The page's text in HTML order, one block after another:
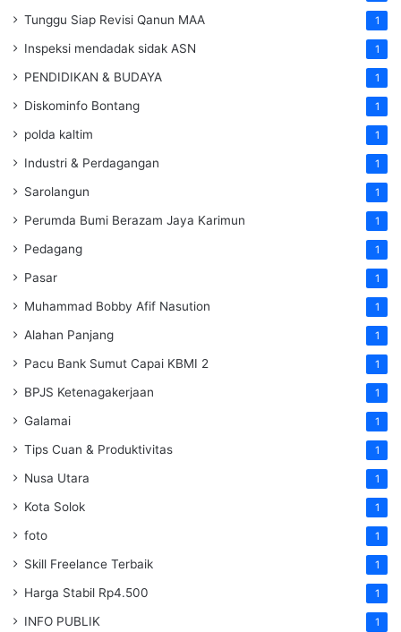
Tunggu Siap Revisi Qanun MAA 1
Inspeksi mendadak sidak ASN 1
PENDIDIKAN & BUDAYA 1
Diskominfo Bontang 1
polda kaltim 1
Industri & Perdagangan 1
Sarolangun 1
Perumda Bumi Berazam Jaya Karimun 1
Pedagang 1
Pasar 1
Muhammad Bobby Afif Nasution 1
Alahan Panjang 1
Pacu Bank Sumut Capai KBMI 2 1
BPJS Ketenagakerjaan 1
Galamai 1
Tips Cuan & Produktivitas 1
Nusa Utara 1
Kota Solok 1
foto 1
Skill Freelance Terbaik 1
Harga Stabil Rp4.500 1
INFO PUBLIK 1